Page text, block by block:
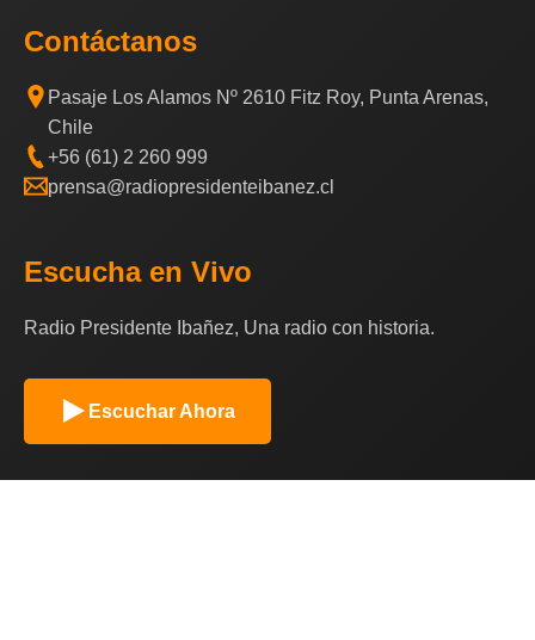
Contáctanos
Pasaje Los Alamos Nº 2610 Fitz Roy, Punta Arenas,
Chile
+56 (61) 2 260 999
prensa@radiopresidenteibanez.cl
Escucha en Vivo
Radio Presidente Ibañez, Una radio con historia.
Escuchar Ahora